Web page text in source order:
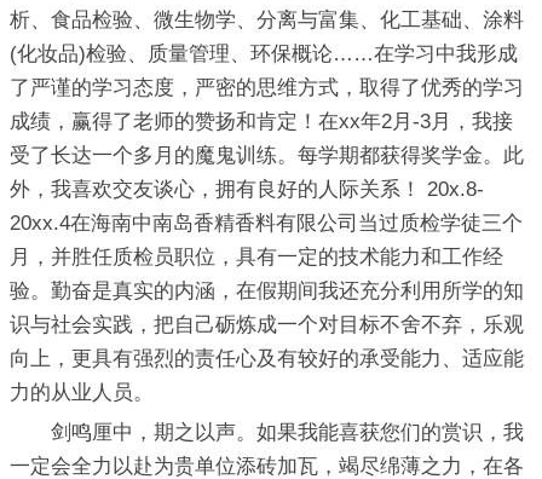
析、食品检验、微生物学、分离与富集、化工基础、涂料
(化妆品)检验、质量管理、环保概论……在学习中我形成
了严谨的学习态度，严密的思维方式，取得了优秀的学习
成绩，赢得了老师的赞扬和肯定！在xx年2月-3月，我接
受了长达一个多月的魔鬼训练。每学期都获得奖学金。此
外，我喜欢交友谈心，拥有良好的人际关系！ 20x.8-
20xx.4在海南中南岛香精香料有限公司当过质检学徒三个
月，并胜任质检员职位，具有一定的技术能力和工作经
验。勤奋是真实的内涵，在假期间我还充分利用所学的知
识与社会实践，把自己砺炼成一个对目标不舍不弃，乐观
向上，更具有强烈的责任心及有较好的承受能力、适应能
力的从业人员。
剑鸣厘中，期之以声。如果我能喜获您们的赏识，我
一定会全力以赴为贵单位添砖加瓦，竭尽绵薄之力，在各